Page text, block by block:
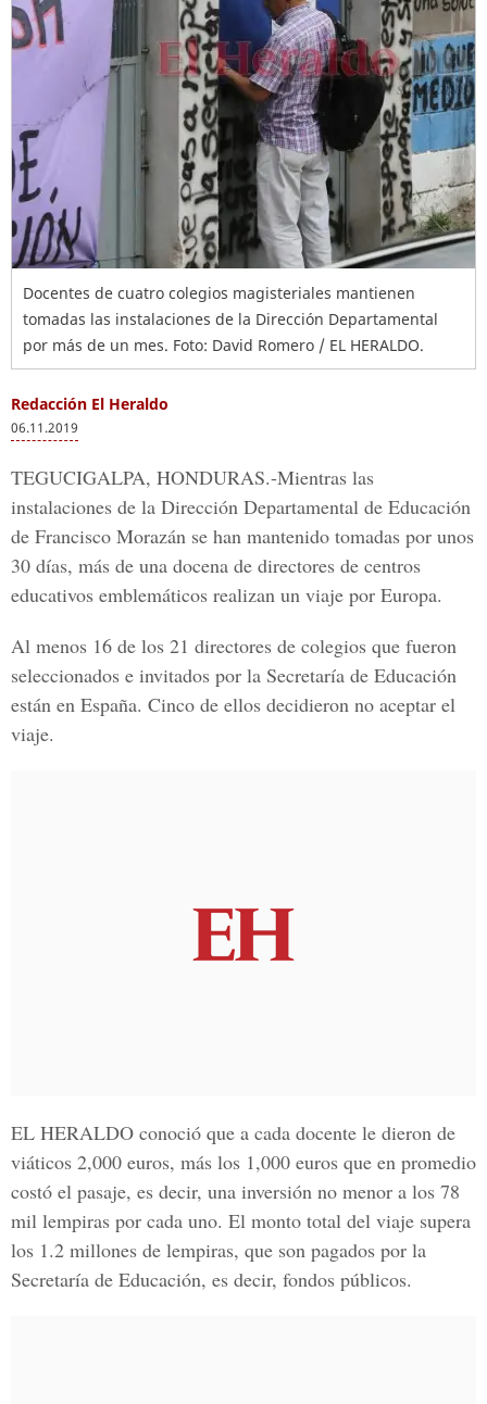
Docentes de cuatro colegios magisteriales mantienen
tomadas las instalaciones de la Dirección Departamental
por más de un mes. Foto: David Romero / EL HERALDO.
Redacción El Heraldo
06.11.2019
TEGUCIGALPA, HONDURAS.-Mientras las
instalaciones de la Dirección Departamental de Educación
de Francisco Morazán se han mantenido tomadas por unos
30 días, más de una docena de directores de centros
educativos emblemáticos realizan un viaje por Europa.
Al menos 16 de los 21 directores de colegios que fueron
seleccionados e invitados por la Secretaría de Educación
están en España. Cinco de ellos decidieron no aceptar el
viaje.
EL HERALDO conoció que a cada docente le dieron de
viáticos 2,000 euros, más los 1,000 euros que en promedio
costó el pasaje, es decir, una inversión no menor a los 78
mil lempiras por cada uno. El monto total del viaje supera
los 1.2 millones de lempiras, que son pagados por la
Secretaría de Educación, es decir, fondos públicos.